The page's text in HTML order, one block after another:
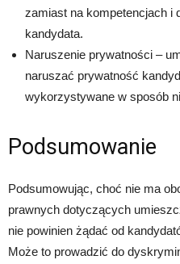
zamiast na kompetencjach i
kandydata.
Naruszenie prywatności –
naruszać prywatność
wykorzystywane w sposób
Podsumowanie
Podsumowując, choć nie ma
prawnych dotyczących
nie powinien żądać od
Może to prowadzić do